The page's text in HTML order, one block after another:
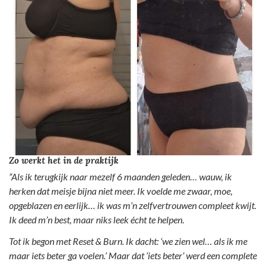
Zo werkt het in de praktijk
“Als ik terugkijk naar mezelf 6 maanden geleden… wauw, ik
herken dat meisje bijna niet meer. Ik voelde me zwaar, moe,
opgeblazen en eerlijk… ik was m’n zelfvertrouwen compleet kwijt.
Ik deed m’n best, maar niks leek écht te helpen.
Tot ik begon met Reset & Burn. Ik dacht: ‘we zien wel… als ik me
maar iets beter ga voelen.’ Maar dat ‘iets beter’ werd een complete